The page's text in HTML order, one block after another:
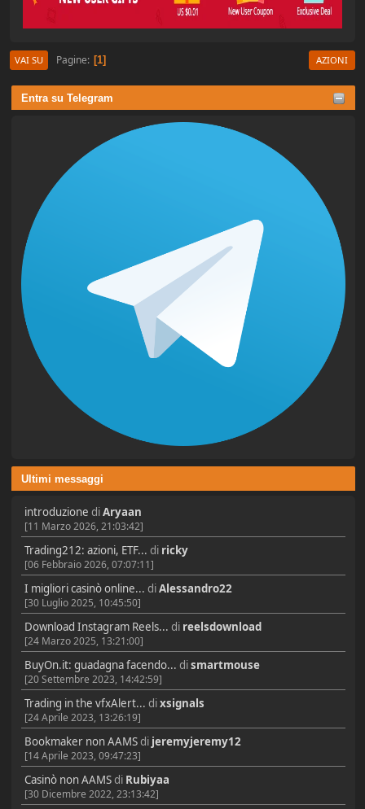
Entra su Telegram
Ultimi messaggi
introduzione diAryaan
[11 Marzo 2026, 21:03:42]
Trading212: azioni, ETF... di ricky
[06 Febbraio 2026, 07:07:11]
I migliori casinò online... diAlessandro22
[30 Luglio 2025, 10:45:50]
Download Instagram Reels... di reelsdownload
[24 Marzo 2025, 13:21:00]
BuyOn.it: guadagna facendo... dismartmouse
[20 Settembre 2023, 14:42:59]
Trading in the vfxAlert... dixsignals
[24 Aprile 2023, 13:26:19]
Bookmaker non AAMSdi jeremyjeremy12
[14 Aprile 2023, 09:47:23]
Casinò non AAMSdi Rubiyaa
[30 Dicembre 2022, 23:13:42]
VAI SU Pagine 1 AZIONI